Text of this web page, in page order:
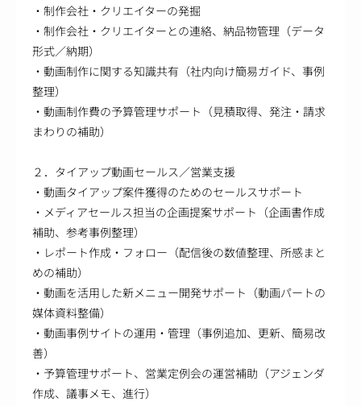
・制作会社・クリエイターの発掘
・制作会社・クリエイターとの連絡、納品物管理（データ
形式／納期）
・動画制作に関する知識共有（社内向け簡易ガイド、事例
整理）
・動画制作費の予算管理サポート（見積取得、発注・請求
まわりの補助）
２．タイアップ動画セールス／営業支援
・動画タイアップ案件獲得のためのセールスサポート
・メディアセールス担当の企画提案サポート（企画書作成
補助、参考事例整理）
・レポート作成・フォロー（配信後の数値整理、所感まと
めの補助）
・動画を活用した新メニュー開発サポート（動画パートの
媒体資料整備）
・動画事例サイトの運用・管理（事例追加、更新、簡易改
善）
・予算管理サポート、営業定例会の運営補助（アジェンダ
作成、議事メモ、進行）